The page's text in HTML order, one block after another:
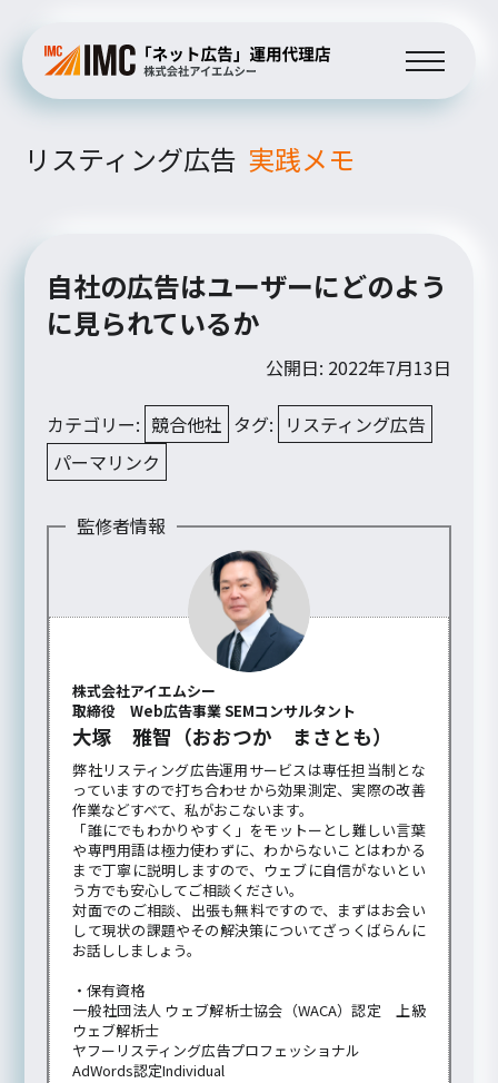
リスティング広告 実践メモ
自社の広告はユーザーにどのよう
に見られているか
公開日: 2022年7月13日
カテゴリー: 競合他社 タグ: リスティング広告
パーマリンク
監修者情報
株式会社アイエムシー
取締役 Web広告事業 SEMコンサルタント
大塚 雅智（おおつか まさとも）
弊社リスティング広告運用サービスは専任担当制とな
っていますので打ち合わせから効果測定、実際の改善
作業などすべて、私がおこないます。
「誰にでもわかりやすく」をモットーとし難しい言葉
や専門用語は極力使わずに、わからないことはわかる
まで丁寧に説明しますので、ウェブに自信がないとい
う方でも安心してご相談ください。
対面でのご相談、出張も無料ですので、まずはお会い
して現状の課題やその解決策についてざっくばらんに
お話ししましょう。
・保有資格
一般社団法人 ウェブ解析士協会（WACA）認定 上級
ウェブ解析士
ヤフーリスティング広告プロフェッショナル
AdWords認定Individual